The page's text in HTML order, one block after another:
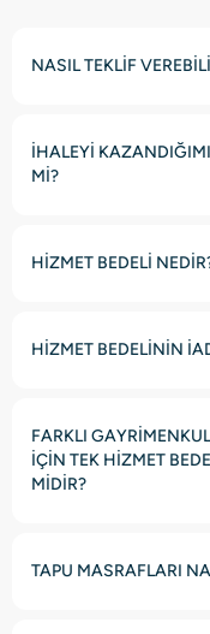
NASIL TEKLİF
İHALEYİ
Mİ?
HİZMET BEDELİ
HİZMET BEDELİNİN
FARKLI
İÇİN TEK HİZMET
MİDİR?
TAPU MASRAFLARI